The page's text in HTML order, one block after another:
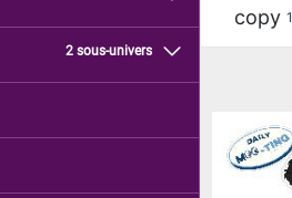
2 sous-univers
copy